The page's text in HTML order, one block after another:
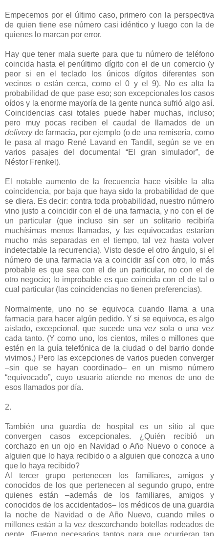
Empecemos por el último caso, primero con la perspectiva
de quien tiene ese número casi idéntico y luego con la de
quienes lo marcan por error.
Hay que tener mala suerte para que tu número de teléfono
coincida hasta el penúltimo dígito con el de un comercio (y
peor si en el teclado los únicos dígitos diferentes son
vecinos o están cerca, como el 0 y el 9). No es alta la
probabilidad de que pase eso; son excepcionales los casos
oídos y la enorme mayoría de la gente nunca sufrió algo así.
Coincidencias casi totales puede haber muchas, incluso;
pero muy pocas reciben el caudal de llamados de un
deliveryde farmacia, por ejemplo (o de una remisería, como
le pasa al mago René Lavand en Tandil, según se ve en
varios pasajes del documental “El gran simulador”, de
Néstor Frenkel).
El notable aumento de la frecuencia hace visible la alta
coincidencia, por baja que haya sido la probabilidad de que
se diera. Es decir: contra toda probabilidad, nuestro número
vino justo a coincidir con el de una farmacia, y no con el de
un particular (que incluso sin ser un solitario recibiría
muchísimas menos llamadas, y las equivocadas estarían
mucho más separadas en el tiempo, tal vez hasta volver
indetectable la recurrencia). Visto desde el otro ángulo, si el
número de una farmacia va a coincidir así con otro, lo más
probable es que sea con el de un particular, no con el de
otro negocio; lo improbable es que coincida con el de tal o
cual particular (las coincidencias no tienen preferencias).
Normalmente, uno no se equivoca cuando llama a una
farmacia para hacer algún pedido. Y si se equivoca, es algo
aislado, excepcional, que sucede una vez sola o una vez
cada tanto. (Y como uno, los cientos, miles o millones que
estén en la guía telefónica de la ciudad o del barrio donde
vivimos.) Pero las excepciones de varios pueden converger
–sin que se hayan coordinado– en un mismo número
“equivocado”, cuyo usuario atiende no menos de uno de
esos llamados por día.
2.
También una guardia de hospital es un sitio al que
convergen casos excepcionales. ¿Quién recibió un
corchazo en un ojo en Navidad o Año Nuevo o conoce a
alguien que lo haya recibido o a alguien que conozca a uno
que lo haya recibido?
Al tercer grupo pertenecen los familiares, amigos y
conocidos de los que pertenecen al segundo grupo, entre
quienes están –además de los familiares, amigos y
conocidos de los accidentados– los médicos de una guardia
la noche de Navidad o de Año Nuevo, cuando miles o
millones están a la vez descorchando botellas rodeados de
gente. (Fueron necesarios tantos para que ocurrieran tan